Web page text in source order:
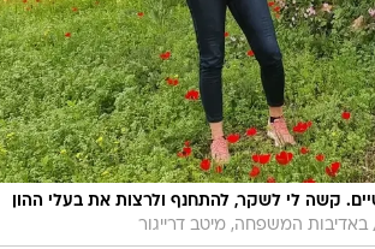
קשה לי לשקר, להתחנף ולרצות את בעלי ההון
באדיבות המשפחה, מיטב דרייגור